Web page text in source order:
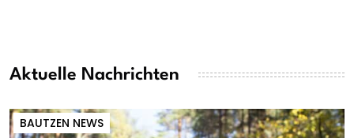
Aktuelle Nachrichten
BAUTZEN NEWS